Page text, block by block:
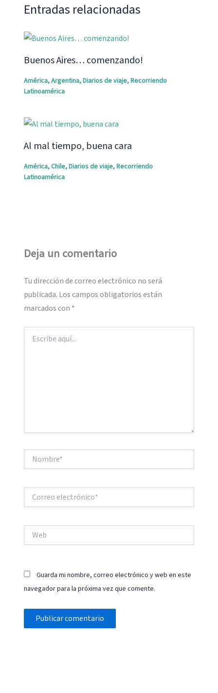
Entradas relacionadas
Buenos Aires… comenzando!
América,Argentina,Diarios de viaje,Recorriendo
Latinoamérica
Al mal tiempo, buena cara
América,Chile,Diarios de viaje,Recorriendo
Latinoamérica
Deja un comentario
Tu dirección de correo electrónico no será
publicada. Los campos obligatorios están
marcados con *
aquí...
electrónico*
Guarda mi nombre, correo electrónico y web en este
navegador para la próxima vez que comente.